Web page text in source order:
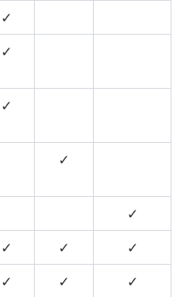
✓
✓
✓
✓
✓
✓ ✓
✓
✓ ✓
✓